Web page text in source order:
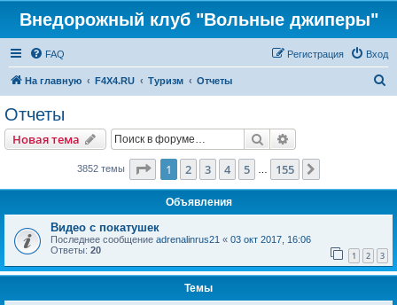
Внедорожный клуб "Вольные джиперы"
FAQ Вход
Регистрация
На главную F4X4.RU Туризм Отчеты
Отчеты
Новая тема Поиск
3852 темы Страница из 155
1 2 3 4 5 155
Объявления
Видео с покатушек
Последнее сообщение adrenalinrus21 « 03 окт 2017, 16:06
Ответы: 20 1 2 3
Темы